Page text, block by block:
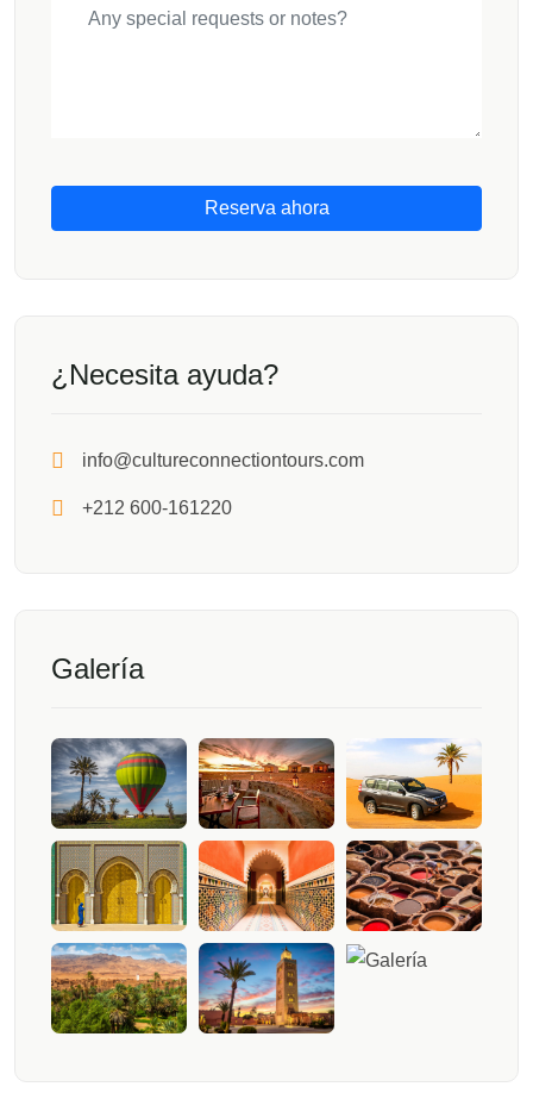
Reserva ahora
¿Necesita ayuda?
info@cultureconnectiontours.com
+212 600-161220
Galería